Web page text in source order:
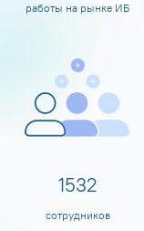
работы на рынке ИБ
1600
сотрудников